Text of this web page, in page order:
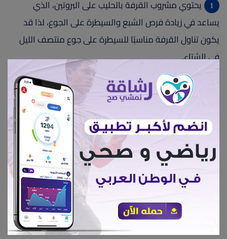
يحتوي مشروب القرفة بالحليب على البروتين، الذي
يساعد في زيادة فرص الشبع والسيطرة على الجوع، لذا قد
يكون تناول القرفة مناسبًا للسيطرة على جوع منتصف الليل
في الشتاء.
إذا كنت تعاني من بطء في معدل حرق الدهون والثبات
على الوزن، فإن القرفة تسهم في تسريع عملية التمثيل
الغذائي؛ ما يعود بالنفع على حرق الدهون سريعًا وفقدان
الوزن المكتسب.
قد تحمي القرفة من الإصابة بداء السكري خاصًة من
النوع الثاني، نتيجة لأنها تساعد على تنظيم مستويات سكر
تحتوي القرفة على مضادات أكسدة، أبرزها ،التي تلعب
دورًا في تقليل مستويات الالتهابات في الجسم، ما يكافح